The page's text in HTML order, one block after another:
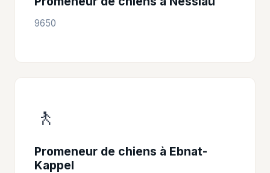
9650
🚶
Promeneur de chiens à Ebnat-
Kappel